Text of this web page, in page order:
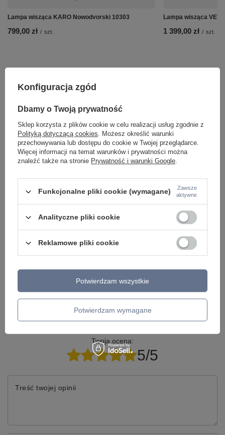
Lampa wisząca KARO Nowodvorski 10303
799,00 zł / szt.
Lampa wisząca
1 399,00 zł / szt.
Potrzebujesz pomocy? Masz pytania lub
chcesz lepszą cenę?
Napisz do nas - doradzimy, odpowiemy
szybko i przygotujemy indywidualną ofertę
dopasowaną do Ciebie..
Napisz do nas
Napisz swoją opinię
Twoja ocena:
5/5
Treść twojej opinii
Konfiguracja zgód
Dbamy o Twoją prywatność
Sklep korzysta z plików cookie w celu realizacji usług zgodnie z
Polityką dotyczącą cookies. Możesz określić warunki
przechowywania lub dostępu do cookie w Twojej przeglądarce.
Więcej informacji na temat warunków i prywatności można
znaleźć także na stronie Prywatność i warunki Google.
Funkcjonalne pliki cookie (wymagane)
Zawsze
aktywne
Analityczne pliki cookie
Reklamowe pliki cookie
Potwierdzam wymagane
Potwierdzam wszystkie